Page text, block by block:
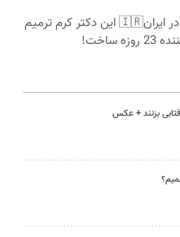
برای اولین بار در ایران🇮🇷 این دکتر کرم ترمیم
روزه ساخت!
بزنند + عکس